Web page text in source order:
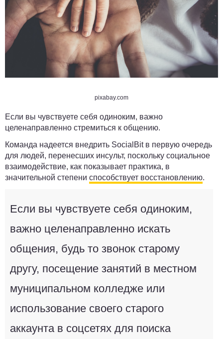
pixabay.com
Если вы чувствуете себя одиноким, важно
целенаправленно стремиться к общению.
Команда надеется внедрить SocialBit в первую очередь
для людей, перенесших инсульт, поскольку социальное
взаимодействие, как показывает практика, в
значительной степени способствует восстановлению.
Если вы чувствуете себя одиноким,
важно целенаправленно искать
общения, будь то звонок старому
другу, посещение занятий в местном
муниципальном колледже или
использование своего старого
аккаунта в соцсетях для поиска